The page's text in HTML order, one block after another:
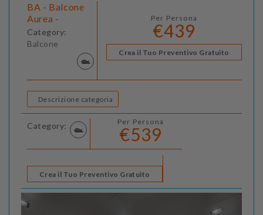
BA - Balcone
Aurea -
Category:
Balcone
Per Persona
€439
Crea il Tuo Preventivo Gratuito
Descrizione categoria
Category: Per Persona
€539
Crea il Tuo Preventivo Gratuito